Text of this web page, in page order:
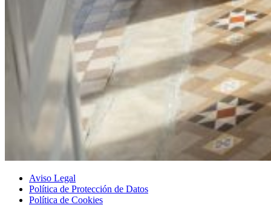
Aviso Legal
Política de Protección de Datos
Política de Cookies